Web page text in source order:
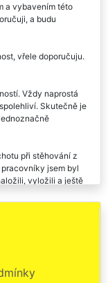
a vybavením této
a budu
vřele doporučuju.
Vždy naprostá
Skutečně je
při stěhování z
jsem byl
vyložili a ještě
Stěhování z Dolan
příjemně
milý a celé